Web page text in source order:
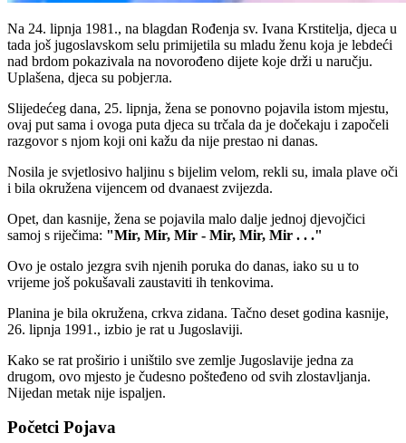
Na 24. lipnja 1981., na blagdan Rođenja sv. Ivana Krstitelja, djeca u
tada još jugoslavskom selu primijetila su mladu ženu koja je lebdeći
nad brdom pokazivala na novorođeno dijete koje drži u naručju.
Uplašena, djeca su pobjeгла.
Slijedećeg dana, 25. lipnja, žena se ponovno pojavila istom mjestu,
ovaj put sama i ovoga puta djeca su trčala da je dočekaju i započeli
razgovor s njom koji oni kažu da nije prestao ni danas.
Nosila je svjetlosivo haljinu s bijelim velom, rekli su, imala plave oči
i bila okružena vijencem od dvanaest zvijezda.
Opet, dan kasnije, žena se pojavila malo dalje jednoj djevojčici
samoj s riječima: "Mir, Mir, Mir - Mir, Mir, Mir . . ."
Ovo je ostalo jezgra svih njenih poruka do danas, iako su u to
vrijeme još pokušavali zaustaviti ih tenkovima.
Planina je bila okružena, crkva zidana. Tačno deset godina kasnije,
26. lipnja 1991., izbio je rat u Jugoslaviji.
Kako se rat proširio i uništilo sve zemlje Jugoslavije jedna za
drugom, ovo mjesto je čudesno pošteđeno od svih zlostavljanja.
Nijedan metak nije ispaljen.
Početci Pojava